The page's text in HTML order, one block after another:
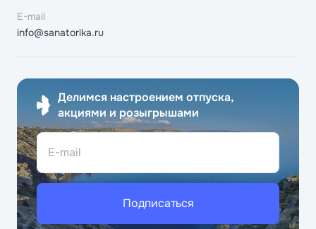
E-mail
info@sanatorika.ru
Делимся настроением отпуска,
акциями и розыгрышами
E-mail
Подписаться